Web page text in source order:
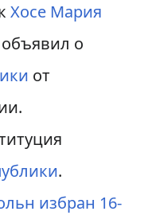
Хосе Мария
о
от
.
избран 16-